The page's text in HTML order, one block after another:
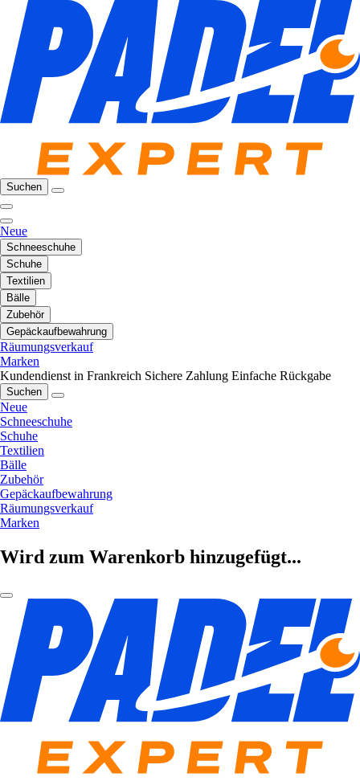
Suchen
Neue
Schneeschuhe
Schuhe
Textilien
Bälle
Zubehör
Gepäckaufbewahrung
Räumungsverkauf
Marken
Kundendienst in Frankreich Sichere Zahlung Einfache Rückgabe
Suchen
Neue
Schneeschuhe
Schuhe
Textilien
Bälle
Zubehör
Gepäckaufbewahrung
Räumungsverkauf
Marken
Wird zum Warenkorb hinzugefügt...